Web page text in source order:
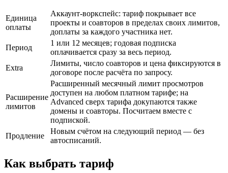
Единица
оплаты
Аккаунт-воркспейс: тариф покрывает все
проекты и соавторов в пределах своих лимитов,
доплаты за каждого участника нет.
Период
1 или 12 месяцев; годовая подписка
оплачивается сразу за весь период.
Extra
Лимиты, число соавторов и цена фиксируются в
договоре после расчёта по запросу.
Расширение
лимитов
Расширенный месячный лимит просмотров
доступен на любом платном тарифе; на
Advanced сверх тарифа докупаются также
домены и соавторы. Посчитаем вместе с
подпиской.
Продление
Новым счётом на следующий период — без
автосписаний.
Как выбрать тариф